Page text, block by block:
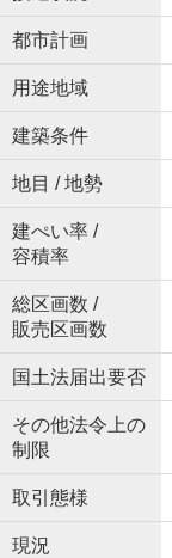
都市計画
用途地域
建築条件
地目 / 地勢
建ぺい率 /
容積率
総区画数 /
販売区画数
国土法届出要否
その他法令上の
制限
取引態様
現況